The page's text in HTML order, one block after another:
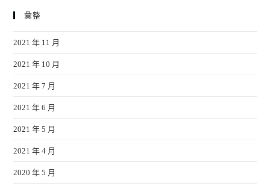
彙整
2021 年 11 月
2021 年 10 月
2021 年 7 月
2021 年 6 月
2021 年 5 月
2021 年 4 月
2020 年 5 月